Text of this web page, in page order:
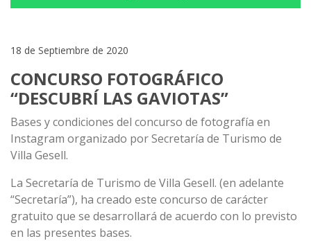
18 de Septiembre de 2020
CONCURSO FOTOGRÁFICO
“DESCUBRÍ LAS GAVIOTAS”
Bases y condiciones del concurso de fotografía en
Instagram organizado por Secretaría de Turismo de
Villa Gesell.
La Secretaría de Turismo de Villa Gesell. (en adelante
“Secretaría”), ha creado este concurso de carácter
gratuito que se desarrollará de acuerdo con lo previsto
en las presentes bases.